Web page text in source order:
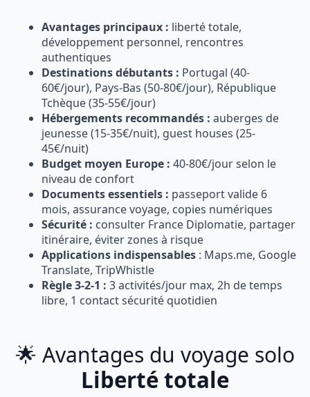
Avantages principaux : liberté totale,
développement personnel, rencontres
authentiques
Destinations débutants : Portugal (40-
60€/jour), Pays-Bas (50-80€/jour), République
Tchèque (35-55€/jour)
Hébergements recommandés : auberges de
jeunesse (15-35€/nuit), guest houses (25-
45€/nuit)
Budget moyen Europe : 40-80€/jour selon le
niveau de confort
Documents essentiels : passeport valide 6
mois, assurance voyage, copies numériques
Sécurité : consulter France Diplomatie, partager
itinéraire, éviter zones à risque
Applications indispensables : Maps.me, Google
Translate, TripWhistle
Règle 3-2-1 : 3 activités/jour max, 2h de temps
libre, 1 contact sécurité quotidien
🌟 Avantages du voyage solo
Liberté totale